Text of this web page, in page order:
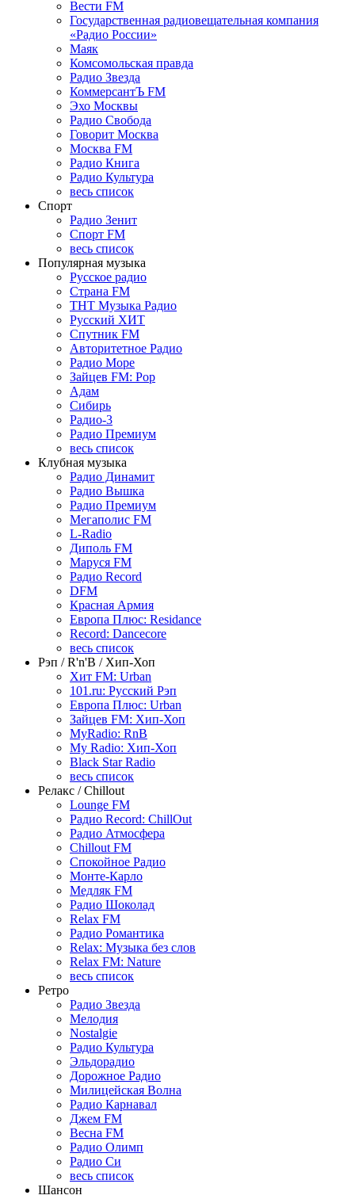
Вести FM
Государственная радиовещательная компания
«Радио России»
Маяк
Комсомольская правда
Радио Звезда
КоммерсантЪ FM
Эхо Москвы
Радио Свобода
Говорит Москва
Москва FM
Радио Книга
Радио Культура
весь список
Спорт
Радио Зенит
Спорт FM
весь список
Популярная музыка
Русское радио
Страна FM
ТНТ Музыка Радио
Русский ХИТ
Спутник FM
Авторитетное Радио
Радио Море
Зайцев FM: Pop
Адам
Сибирь
Радио-3
Радио Премиум
весь список
Клубная музыка
Радио Динамит
Радио Вышка
Радио Премиум
Мегаполис FM
L-Radio
Диполь FM
Маруся FM
Радио Record
DFM
Красная Армия
Европа Плюс: Residance
Record: Dancecore
весь список
Рэп / R'n'B / Хип-Хоп
Хит FM: Urban
101.ru: Русский Рэп
Европа Плюс: Urban
Зайцев FM: Хип-Хоп
MyRadio: RnB
My Radio: Хип-Хоп
Black Star Radio
весь список
Релакс / Chillout
Lounge FM
Радио Record: ChillOut
Радио Атмосфера
Chillout FM
Спокойное Радио
Монте-Карло
Медляк FM
Радио Шоколад
Relax FM
Радио Романтика
Relax: Музыка без слов
Relax FM: Nature
весь список
Ретро
Радио Звезда
Мелодия
Nostalgie
Радио Культура
Эльдорадио
Дорожное Радио
Милицейская Волна
Радио Карнавал
Джем FM
Весна FM
Радио Олимп
Радио Си
весь список
Шансон